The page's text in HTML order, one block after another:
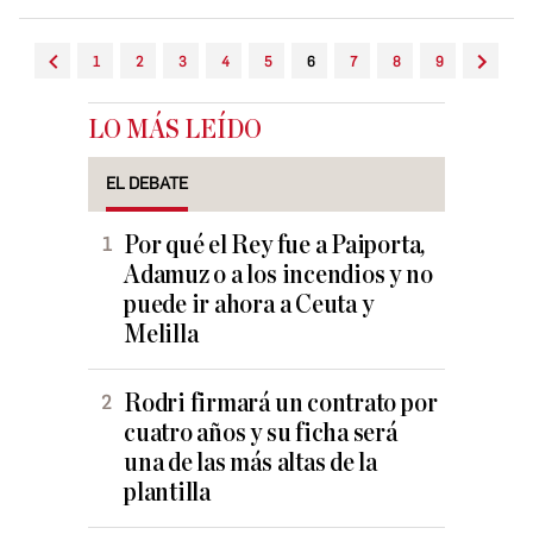
1 2 3 4 5 6 7 8 9
LO MÁS LEÍDO
EL DEBATE
Por qué el Rey fue a Paiporta,
Adamuz o a los incendios y no
puede ir ahora a Ceuta y
Melilla
Rodri firmará un contrato por
cuatro años y su ficha será
una de las más altas de la
plantilla